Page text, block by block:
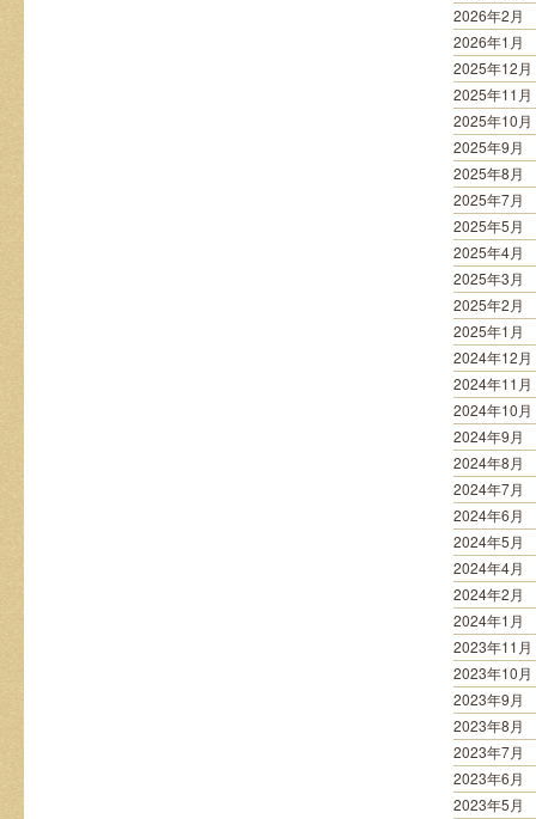
2026年2月
2026年1月
2025年12月
2025年11月
2025年10月
2025年9月
2025年8月
2025年7月
2025年5月
2025年4月
2025年3月
2025年2月
2025年1月
2024年12月
2024年11月
2024年10月
2024年9月
2024年8月
2024年7月
2024年6月
2024年5月
2024年4月
2024年2月
2024年1月
2023年11月
2023年10月
2023年9月
2023年8月
2023年7月
2023年6月
2023年5月